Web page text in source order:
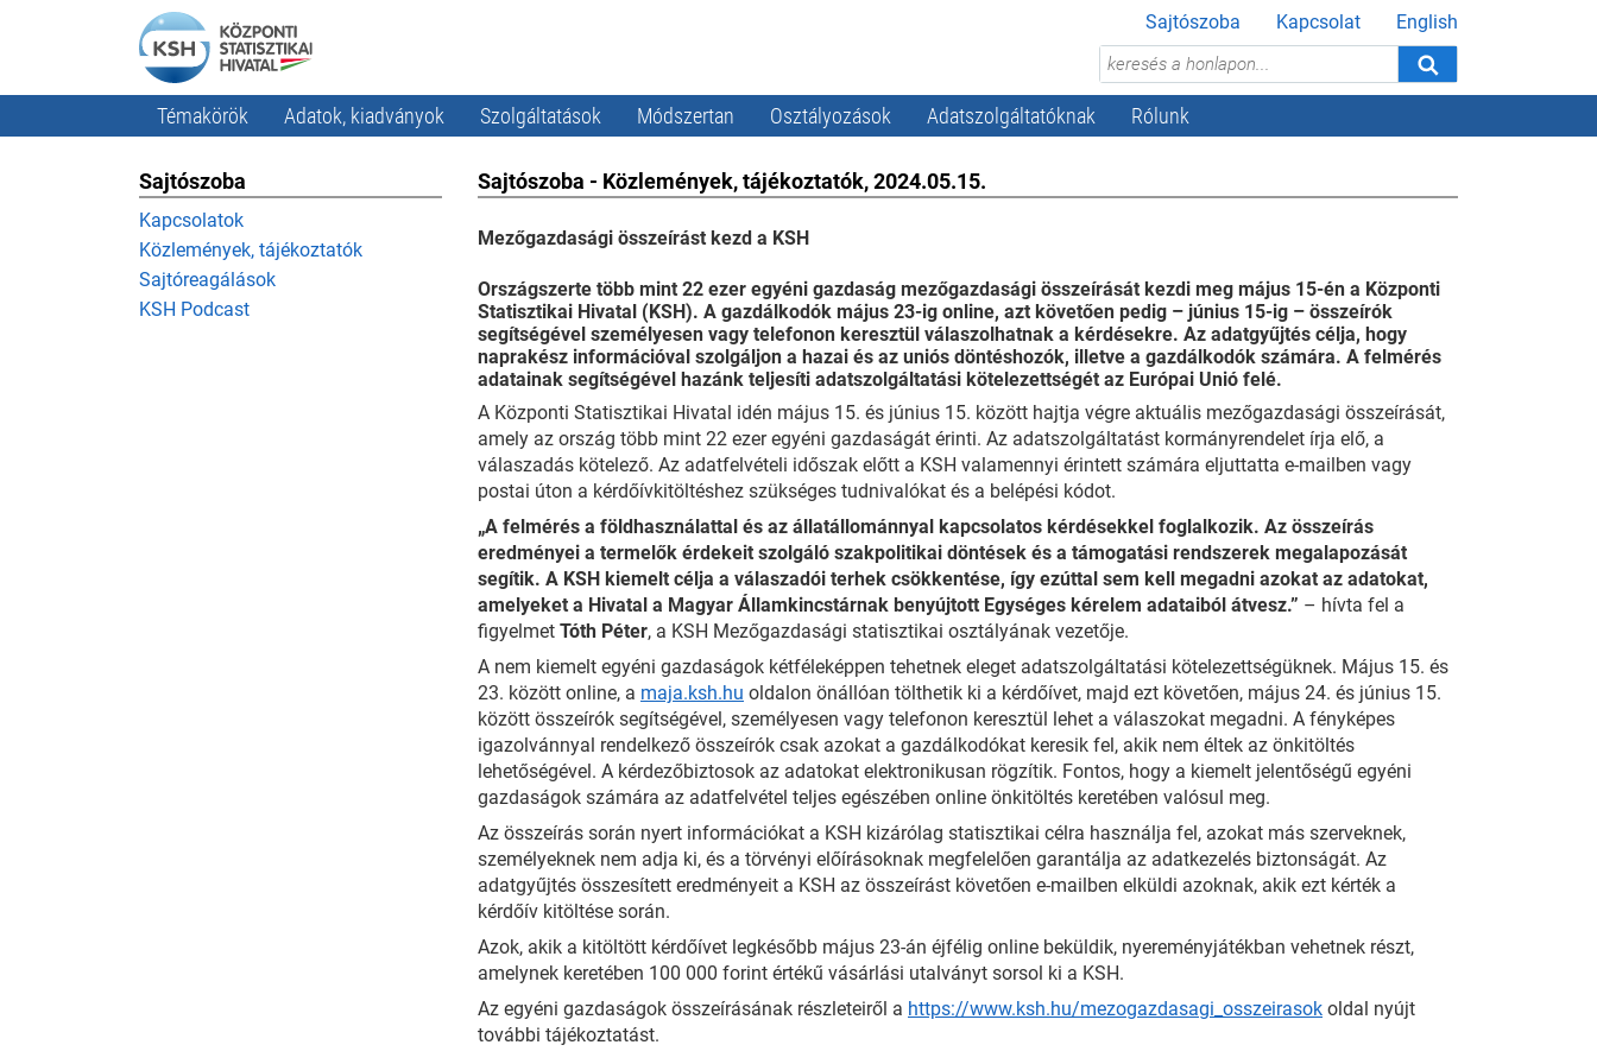
Sajtószoba Kapcsolat English
Témakörök Adatok, kiadványok Szolgáltatások Módszertan Osztályozások Adatszolgáltatóknak Rólunk
Sajtószoba
Kapcsolatok
Közlemények, tájékoztatók
Sajtóreagálások
KSH Podcast
Sajtószoba - Közlemények, tájékoztatók, 2024.05.15.
Mezőgazdasági összeírást kezd a KSH
Országszerte több mint 22 ezer egyéni gazdaság mezőgazdasági összeírását kezdi meg május 15-én a Központi
Statisztikai Hivatal (KSH). A gazdálkodók május 23-ig online, azt követően pedig – június 15-ig – összeírók
segítségével személyesen vagy telefonon keresztül válaszolhatnak a kérdésekre. Az adatgyűjtés célja, hogy
naprakész információval szolgáljon a hazai és az uniós döntéshozók, illetve a gazdálkodók számára. A felmérés
adatainak segítségével hazánk teljesíti adatszolgáltatási kötelezettségét az Európai Unió felé.
A Központi Statisztikai Hivatal idén május 15. és június 15. között hajtja végre aktuális mezőgazdasági összeírását,
amely az ország több mint 22 ezer egyéni gazdaságát érinti. Az adatszolgáltatást kormányrendelet írja elő, a
válaszadás kötelező. Az adatfelvételi időszak előtt a KSH valamennyi érintett számára eljuttatta e-mailben vagy
postai úton a kérdőívkitöltéshez szükséges tudnivalókat és a belépési kódot.
„A felmérés a földhasználattal és az állatállománnyal kapcsolatos kérdésekkel foglalkozik. Az összeírás
eredményei a termelők érdekeit szolgáló szakpolitikai döntések és a támogatási rendszerek megalapozását
segítik. A KSH kiemelt célja a válaszadói terhek csökkentése, így ezúttal sem kell megadni azokat az adatokat,
amelyeket a Hivatal a Magyar Államkincstárnak benyújtott Egységes kérelem adataiból átvesz.” – hívta fel a
figyelmet Tóth Péter, a KSH Mezőgazdasági statisztikai osztályának vezetője.
A nem kiemelt egyéni gazdaságok kétféleképpen tehetnek eleget adatszolgáltatási kötelezettségüknek. Május 15. és
23. között online, a maja.ksh.hu oldalon önállóan tölthetik ki a kérdőívet, majd ezt követően, május 24. és június 15.
között összeírók segítségével, személyesen vagy telefonon keresztül lehet a válaszokat megadni. A fényképes
igazolvánnyal rendelkező összeírók csak azokat a gazdálkodókat keresik fel, akik nem éltek az önkitöltés
lehetőségével. A kérdezőbiztosok az adatokat elektronikusan rögzítik. Fontos, hogy a kiemelt jelentőségű egyéni
gazdaságok számára az adatfelvétel teljes egészében online önkitöltés keretében valósul meg.
Az összeírás során nyert információkat a KSH kizárólag statisztikai célra használja fel, azokat más szerveknek,
személyeknek nem adja ki, és a törvényi előírásoknak megfelelően garantálja az adatkezelés biztonságát. Az
adatgyűjtés összesített eredményeit a KSH az összeírást követően e-mailben elküldi azoknak, akik ezt kérték a
kérdőív kitöltése során.
Azok, akik a kitöltött kérdőívet legkésőbb május 23-án éjfélig online beküldik, nyereményjátékban vehetnek részt,
amelynek keretében 100 000 forint értékű vásárlási utalványt sorsol ki a KSH.
Az egyéni gazdaságok összeírásának részleteiről a https://www.ksh.hu/mezogazdasagi_osszeirasok oldal nyújt
további tájékoztatást.